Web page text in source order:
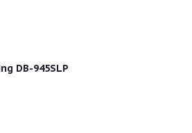
DB-945SLP